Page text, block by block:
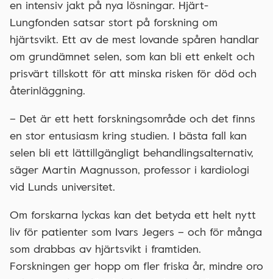
en intensiv jakt på nya lösningar. Hjärt-
Lungfonden satsar stort på forskning om
hjärtsvikt. Ett av de mest lovande spåren handlar
om grundämnet selen, som kan bli ett enkelt och
prisvärt tillskott för att minska risken för död och
återinläggning.
– Det är ett hett forskningsområde och det finns
en stor entusiasm kring studien. I bästa fall kan
selen bli ett lättillgängligt behandlingsalternativ,
säger Martin Magnusson, professor i kardiologi
vid Lunds universitet.
Om forskarna lyckas kan det betyda ett helt nytt
liv för patienter som Ivars Jegers – och för många
som drabbas av hjärtsvikt i framtiden.
Forskningen ger hopp om fler friska år, mindre oro